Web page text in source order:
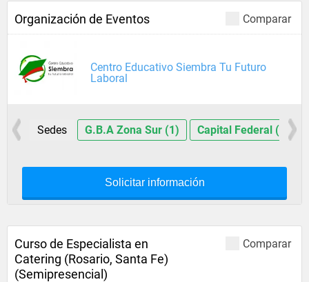
Comparar
Organización de Eventos
Centro Educativo Siembra Tu Futuro
Laboral
Sedes G.B.A Zona Sur (1) Capital Federal (1)
Solicitar información
Comparar
Curso de Especialista en
Catering (Rosario, Santa Fe)
(Semipresencial)